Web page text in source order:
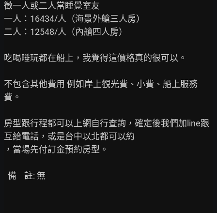
徵一人或二人當睡覺室友
一人：16434/人（海景外艙三人房）
二人：12548/人（內艙四人房）
吃喝睡玩都在船上，我覺得這價格真的很可以。
不包含其他費用 例如岸上觀光費、小費、船上服務
費。
房型跟行程都可以上網自行查詢，確定後我們加line跟
互給電話，或是台中以北都可以約
，當場先付訂金預約房型。